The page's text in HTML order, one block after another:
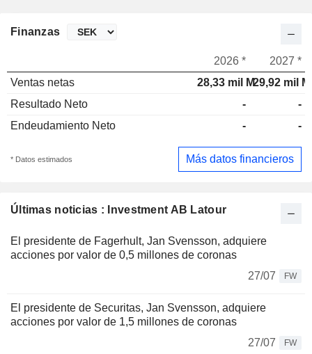
Últimas noticias : Investment AB Latour
El presidente de Fagerhult, Jan Svensson, adquiere
acciones por valor de 0,5 millones de coronas
27/07
FW
El presidente de Securitas, Jan Svensson, adquiere
acciones por valor de 1,5 millones de coronas
27/07
FW
Finanzas
2026 *
2027 *
Ventas netas
28,33 mil M29,92 mil M
Resultado Neto
-
-
Endeudamiento Neto
- -
* Datos estimados Más datos financieros